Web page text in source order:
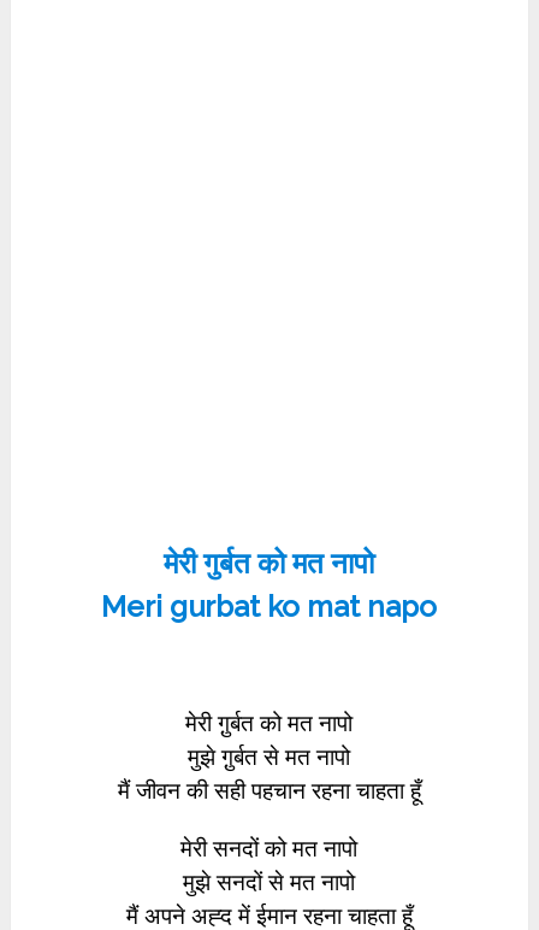
मेरी गुर्बत को मत नापो
Meri gurbat ko mat napo
मेरी गु़र्बत को मत नापो
मुझे गु़र्बत से मत नापो
मैं जीवन की सही पहचान रहना चाहता हूँ
मेरी सनदों को मत नापो
मुझे सनदों से मत नापो
मैं अपने अह्द में ईमान रहना चाहता हूँ